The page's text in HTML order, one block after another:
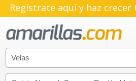
Regístrate aquí y haz crecer